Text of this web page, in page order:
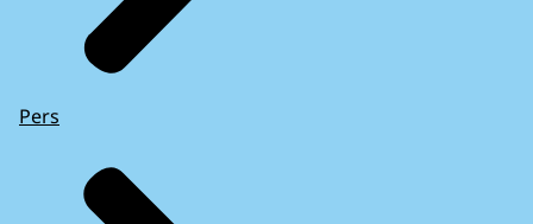
Pers